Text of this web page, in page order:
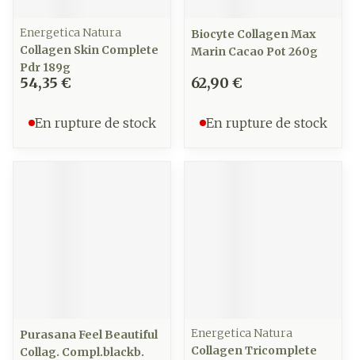
Energetica Natura
Collagen Skin Complete
Pdr 189g
54,35 €
En rupture de stock
Biocyte Collagen Max
Marin Cacao Pot 260g
62,90 €
En rupture de stock
Purasana Feel Beautiful
Collag. Compl.blackb.
Energetica Natura
Collagen Tricomplete